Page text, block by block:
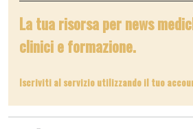
La tua risorsa per news
clinici e formazione.
Iscriviti al servizio utilizzando il tuo